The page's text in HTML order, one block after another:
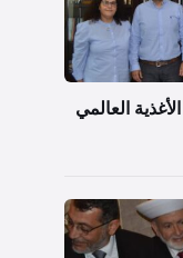
العالمي